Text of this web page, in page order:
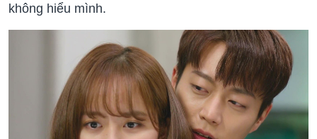
không hiểu mình.